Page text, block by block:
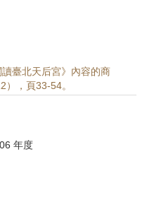
讀臺北天后宮》內容的商
，頁33-54。
年度